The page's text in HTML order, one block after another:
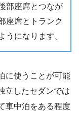
部座席とつなが
座席とトランク
うになります。
に使うことが可能
立したセダンでは
車中泊をある程度